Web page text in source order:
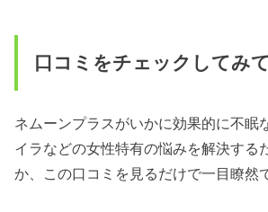
口コミをチェックしてみて
ネムーンプラスがいかに効果的に不眠
イラなどの女性特有の悩みを解決する
か、この口コミを見るだけで一目瞭然